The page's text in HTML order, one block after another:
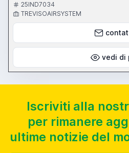
25IND7034
TREVISOAIRSYSTEM
vedi di
Iscriviti alla
per rimanere
ultime notizie del